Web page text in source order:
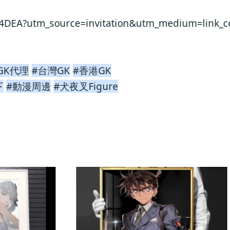
代理 #台灣GK #香港GK
#動漫周邊 #犬夜叉Figure